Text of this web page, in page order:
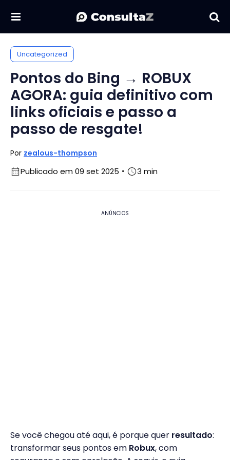
Uncategorized
Pontos do Bing → ROBUX
AGORA: guia definitivo com
links oficiais e passo a
passo de resgate!
Por zealous-thompson
Publicado em 09 set 2025 3 min
ANÚNCIOS
Se você chegou até aqui, é porque quer resultado:
transformar seus pontos em Robux, com